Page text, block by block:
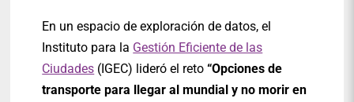
En un espacio de exploración de datos, el
Instituto para la Gestión Eficiente de las
Ciudades (IGEC) lideró el reto“Opciones de
transporte para llegar al mundial y no morir en